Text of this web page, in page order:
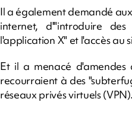
Il a également demandé
internet, d'"introduire des
l'application X" et l'accès au
Et il a menacé d'amendes
recourraient à des
réseaux privés virtuels (VPN).